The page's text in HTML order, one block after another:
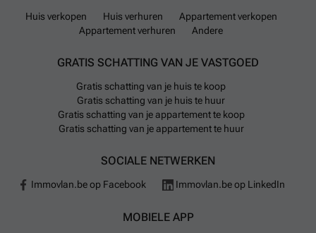
Op het gebied van voorzieningen telt Turnhout twaalf
kinderdagverblijven, zeventien kleuterscholen en
scholen verspreid over het grondgebied. Voor
dagelijkse boodschappen zijn er onder meer vijf
Carrefour-supermarkten aanwezig naast Delhaize-
Cambio-autodeelstations en één Blue-bike
zeven oplaadpunten verspreid in Turnhout.
Huis verkopen Huis verhuren
Appartement verkopen
Appartement verhuren
Andere
GRATIS SCHATTING VAN JE VASTGOED
Gratis schatting van je huis te koop
Gratis schatting van je huis te huur
Gratis schatting van je appartement te koop
Gratis schatting van je appartement te huur
SOCIALE NETWERKEN
Immovlan.be op Facebook Immovlan.be op LinkedIn
MOBIELE APP